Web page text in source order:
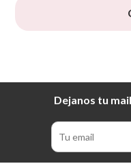
Dejanos tu